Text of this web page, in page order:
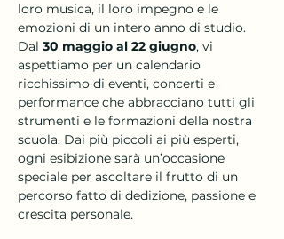
loro musica, il loro impegno e le
emozioni di un intero anno di studio.
Dal 30 maggio al 22 giugno, vi
aspettiamo per un calendario
ricchissimo di eventi, concerti e
performance che abbracciano tutti gli
strumenti e le formazioni della nostra
scuola. Dai più piccoli ai più esperti,
ogni esibizione sarà un’occasione
speciale per ascoltare il frutto di un
percorso fatto di dedizione, passione e
crescita personale.